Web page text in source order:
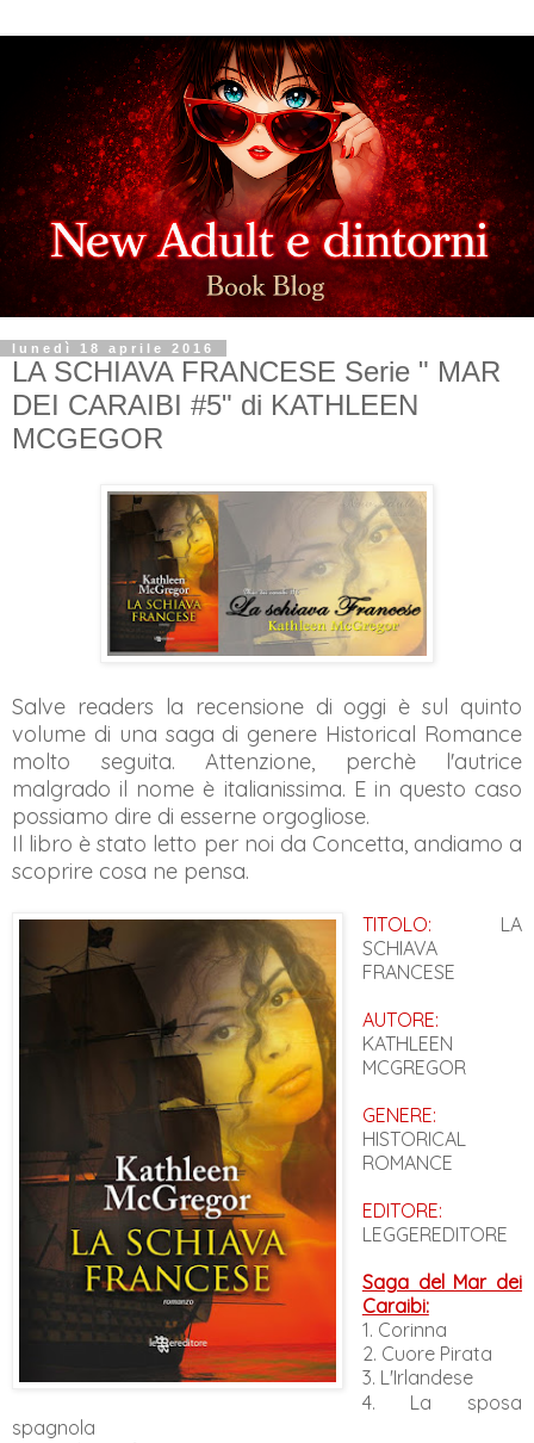
lunedì 18 aprile 2016
LA SCHIAVA FRANCESE Serie " MAR
DEI CARAIBI #5" di KATHLEEN
MCGEGOR
Salve readers la recensione di oggi è sul quinto
volume di una saga di genere Historical Romance
molto seguita. Attenzione, perchè l'autrice
malgrado il nome è italianissima. E in questo caso
possiamo dire di esserne orgogliose.
Il libro è stato letto per noi da Concetta, andiamo a
scoprire cosa ne pensa.
TITOLO:
LA
SCHIAVA
FRANCESE
AUTORE:
KATHLEEN
MCGREGOR
GENERE:
HISTORICAL
ROMANCE
EDITORE:
LEGGEREDITORE
Saga del Mar dei
Caraibi:
1. Corinna
2. Cuore Pirata
3. L'Irlandese
4. La sposa
spagnola